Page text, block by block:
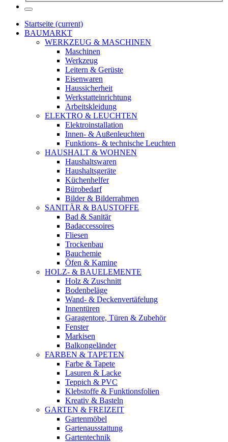
Startseite (current)
BAUMARKT
WERKZEUG & MASCHINEN
Maschinen
Werkzeug
Leitern & Gerüste
Eisenwaren
Haussicherheit
Werkstatteinrichtung
Arbeitskleidung
ELEKTRO & LEUCHTEN
Elektroinstallation
Innen- & Außenleuchten
Funktions- & technische Leuchten
HAUSHALT & WOHNEN
Haushaltswaren
Haushaltsgeräte
Küchenhelfer
Bürobedarf
Bilder & Bilderrahmen
SANITÄR & BAUSTOFFE
Bad & Sanitär
Badaccessoires
Fliesen
Trockenbau
Bauchemie
Öfen & Kamine
HOLZ- & BAUELEMENTE
Holz & Zuschnitt
Bodenbeläge
Wand- & Deckenvertäfelung
Innentüren
Garagentore, Türen & Zubehör
Fenster
Markisen
Balkongeländer
FARBEN & TAPETEN
Farbe & Tapete
Lasuren & Lacke
Teppich & PVC
Klebstoffe & Funktionsfolien
Kreativ & Basteln
GARTEN & FREIZEIT
Gartenmöbel
Gartenausstattung
Gartentechnik